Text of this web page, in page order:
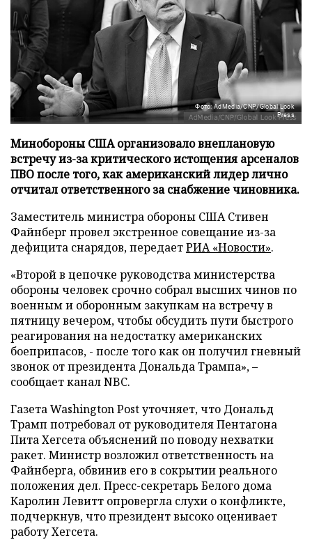
Фото: AdMedia/CNP/Global Look
Press
Минобороны США организовало внеплановую
встречу из-за критического истощения арсеналов
ПВО после того, как американский лидер лично
отчитал ответственного за снабжение чиновника.
Заместитель министра обороны США Стивен
Файнберг провел экстренное совещание из-за
дефицита снарядов, передаетРИА «Новости».
«Второй в цепочке руководства министерства
обороны человек срочно собрал высших чинов по
военным и оборонным закупкам на встречу в
пятницу вечером, чтобы обсудить пути быстрого
реагирования на недостатку американских
боеприпасов, - после того как он получил гневный
звонок от президента Дональда Трампа», –
сообщает канал NBC.
Газета Washington Post уточняет, что Дональд
Трамп потребовал от руководителя Пентагона
Пита Хегсета объяснений по поводу нехватки
ракет. Министр возложил ответственность на
Файнберга, обвинив его в сокрытии реального
положения дел. Пресс-секретарь Белого дома
Каролин Левитт опровергла слухи о конфликте,
подчеркнув, что президент высоко оценивает
работу Хегсета.